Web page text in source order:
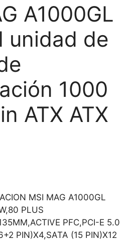
A1000GL
unidad de
1000
ATX ATX
MSI MAG A1000GL
PLUS
PFC,PCI-E 5.0
PIN)X4,SATA (15 PIN)X12